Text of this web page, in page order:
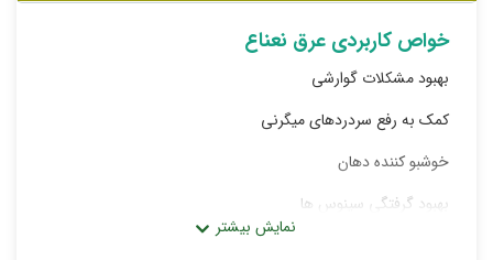
خواص کاربردی عرق نعناع
بهبود مشکلات گوارشی
کمک به رفع سردردهای میگرنی
خوشبو کننده دهان
بهبود گرفتگی سینوس ها